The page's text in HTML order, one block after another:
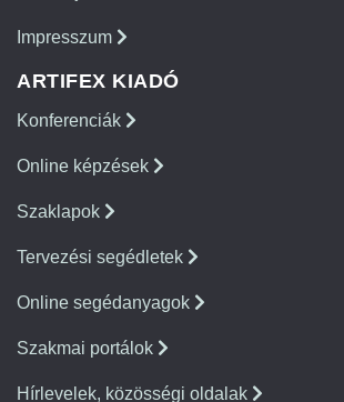
Impresszum
ARTIFEX KIADÓ
Konferenciák
Online képzések
Szaklapok
Tervezési segédletek
Online segédanyagok
Szakmai portálok
Hírlevelek, közösségi oldalak